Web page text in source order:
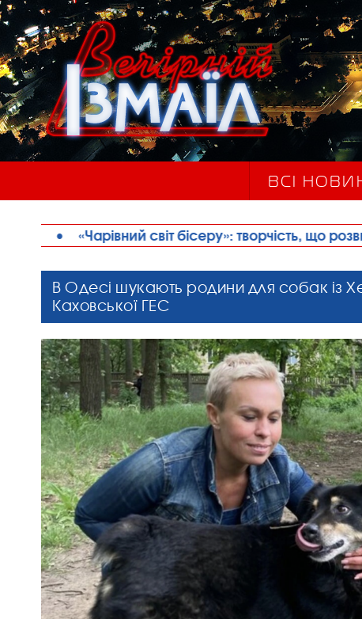
ВСІ
світ бісеру»: творчість, що розвиває, надихає
В Одесі шукають родини для собак із
Каховської ГЕС